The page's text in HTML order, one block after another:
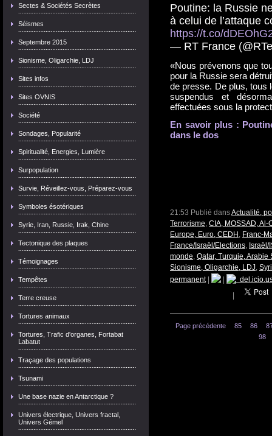
Sectes & Sociétés Secrètes
Séismes
Septembre 2015
Sionisme, Oligarchie, LDJ
Sites infos
Sites OVNIS
Société
Sondages, Popularité
Spiritualité, Energies, Lumière
Surpopulation
Survie, Réveillez-vous, Préparez-vous
Symboles ésotériques
Syrie, Iran, Russie, Irak, Chine
Tectonique des plaques
Témoignages
Tempêtes
Terre creuse
Tortures animaux
Tortures, Trafic d'organes, Fortabat
Labatut
Traçage des populations
Tsunami
Une base nazie en Antarctique ?
Univers électrique, Univers fractal,
Univers Gémel
Poutine: la Russie
à celui de l’attaque
https://t.co/
— RT France
«Nous prévenons que
pour la Russie sera
de presse. De plus, tous
suspendus et
effectuées sous la
En savoir plus :
dans le dos
21:53 Publié dansActualité,
Terrorisme, CIA, MOSSAD, Al-
Europe, Euro, CEDH , Franc-
France/Israël/Elections, Israël/
monde, Qatar, Turquie, Arabie
Sionisme, Oligarchie, LDJ,
permanent|
Page précédente 85 86
98